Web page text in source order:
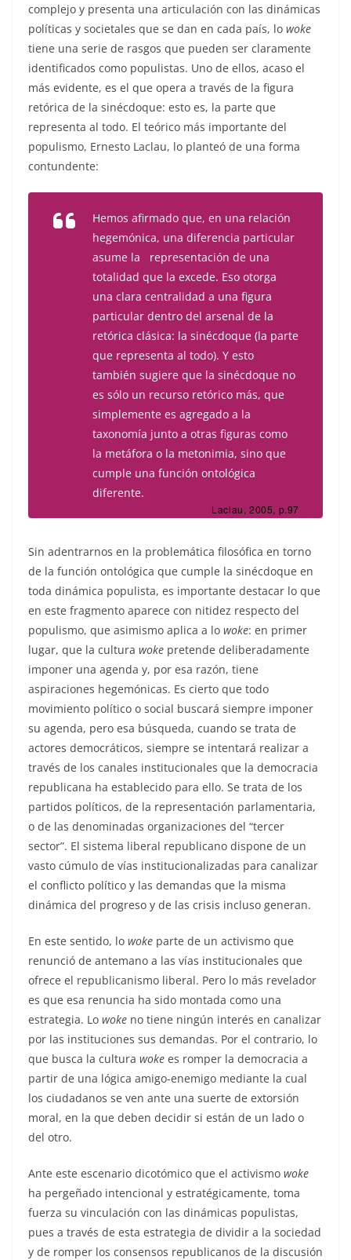
complejo y presenta una articulación con las dinámicas
políticas y societales que se dan en cada país, lo woke
tiene una serie de rasgos que pueden ser claramente
identificados como populistas. Uno de ellos, acaso el
más evidente, es el que opera a través de la figura
retórica de la sinécdoque: esto es, la parte que
representa al todo. El teórico más importante del
populismo, Ernesto Laclau, lo planteó de una forma
contundente:
Hemos afirmado que, en una relación
hegemónica, una diferencia particular
asume la representación de una
totalidad que la excede. Eso otorga
una clara centralidad a una figura
particular dentro del arsenal de la
retórica clásica: la sinécdoque (la parte
que representa al todo). Y esto
también sugiere que la sinécdoque no
es sólo un recurso retórico más, que
simplemente es agregado a la
taxonomía junto a otras figuras como
la metáfora o la metonimia, sino que
cumple una función ontológica
diferente.
Laclau, 2005, p.97
Sin adentrarnos en la problemática filosófica en torno
de la función ontológica que cumple la sinécdoque en
toda dinámica populista, es importante destacar lo que
en este fragmento aparece con nitidez respecto del
populismo, que asimismo aplica a lo woke: en primer
lugar, que la cultura woke pretende deliberadamente
imponer una agenda y, por esa razón, tiene
aspiraciones hegemónicas. Es cierto que todo
movimiento político o social buscará siempre imponer
su agenda, pero esa búsqueda, cuando se trata de
actores democráticos, siempre se intentará realizar a
través de los canales institucionales que la democracia
republicana ha establecido para ello. Se trata de los
partidos políticos, de la representación parlamentaria,
o de las denominadas organizaciones del “tercer
sector”. El sistema liberal republicano dispone de un
vasto cúmulo de vías institucionalizadas para canalizar
el conflicto político y las demandas que la misma
dinámica del progreso y de las crisis incluso generan.
En este sentido, lo woke parte de un activismo que
renunció de antemano a las vías institucionales que
ofrece el republicanismo liberal. Pero lo más revelador
es que esa renuncia ha sido montada como una
estrategia. Lo woke no tiene ningún interés en canalizar
por las instituciones sus demandas. Por el contrario, lo
que busca la cultura woke es romper la democracia a
partir de una lógica amigo-enemigo mediante la cual
los ciudadanos se ven ante una suerte de extorsión
moral, en la que deben decidir si están de un lado o
del otro.
Ante este escenario dicotómico que el activismo woke
ha pergeñado intencional y estratégicamente, toma
fuerza su vinculación con las dinámicas populistas,
pues a través de esta estrategia de dividir a la sociedad
y de romper los consensos republicanos de la discusión